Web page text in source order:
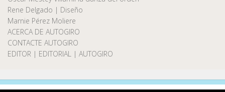
Rene Delgado | Diseño
Marnie Pérez Moliere
ACERCA DE AUTOGIRO
CONTACTE AUTOGIRO
EDITOR | EDITORIAL | AUTOGIRO